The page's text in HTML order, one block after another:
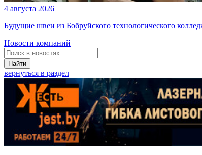
4 августа 2026
Будущие швеи из Бобруйского технологического
Новости компаний
Найти
вернуться в раздел